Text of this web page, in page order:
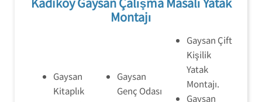
Montajı
Gaysan
Kitaplık
Gaysan
Genç Odası
Gaysan Çift
Kişilik
Yatak
Montajı.
Gaysan